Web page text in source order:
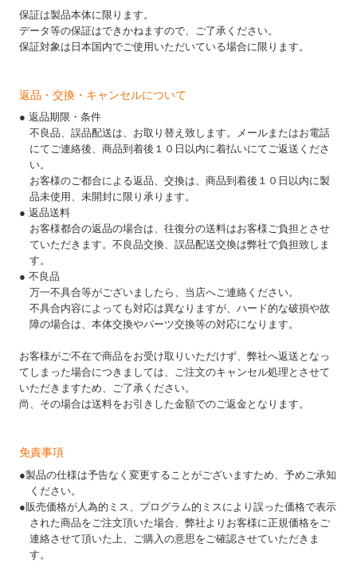
保証は製品本体に限ります。
データ等の保証はできかねますので、ご了承ください。
保証対象は日本国内でご使用いただいている場合に限ります。
返品・交換・キャンセルについて
● 返品期限・条件
不良品、誤品配送は、お取り替え致します。メールまたはお電話
にてご連絡後、商品到着後１０日以内に着払いにてご返送くださ
い。
お客様のご都合による返品、交換は、商品到着後１０日以内に製
品未使用、未開封に限り承ります。
● 返品送料
お客様都合の返品の場合は、往復分の送料はお客様ご負担とさせ
ていただきます。不良品交換、誤品配送交換は弊社で負担致しま
す。
● 不良品
万一不具合等がございましたら、当店へご連絡ください。
不具合内容によっても対応は異なりますが、ハード的な破損や故
障の場合は、本体交換やパーツ交換等の対応になります。
お客様がご不在で商品をお受け取りいただけず、弊社へ返送となっ
てしまった場合につきましては、ご注文のキャンセル処理とさせて
いただきますため、ご了承ください。
尚、その場合は送料をお引きした金額でのご返金となります。
免責事項
●製品の仕様は予告なく変更することがございますため、予めご承知
ください。
●販売価格が人為的ミス、プログラム的ミスにより誤った価格で表示
された商品をご注文頂いた場合、弊社よりお客様に正規価格をご
連絡させて頂いた上、ご購入の意思をご確認させていただきま
す。